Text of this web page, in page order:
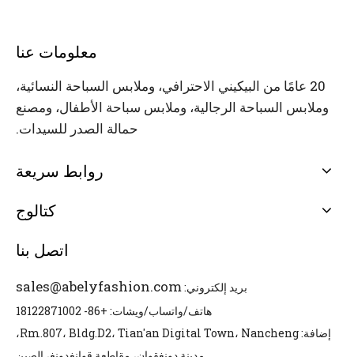
معلومات عنا
20 عامًا من البيكيني الاحترافي، وملابس السباحة النسائية،
وملابس السباحة الرجالية، وملابس سباحة الأطفال، ومصنع
حمالة الصدر للسيدات.
روابط سريعة
كتالوج
اتصل بنا
بريد إلكتروني:sales@abelyfashion.com
هاتف/واتساب/ويشات: +86- 18122871002
إضافة: Rm.807، Bldg.D2، Tian'an Digital Town، Nancheng،